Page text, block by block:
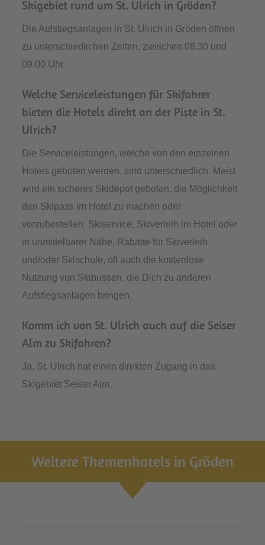
Skigebiet rund um St. Ulrich in Gröden?
Die Aufstiegsanlagen in St. Ulrich in Gröden öffnen
zu unterschiedlichen Zeiten, zwischen 08.30 und
09.00 Uhr.
Welche Serviceleistungen für Skifahrer
bieten die Hotels direkt an der Piste in St.
Ulrich?
Die Serviceleistungen, welche von den einzelnen
Hotels geboten werden, sind unterschiedlich. Meist
wird ein sicheres Skidepot geboten, die Möglichkeit
den Skipass im Hotel zu machen oder
vorzubestellen, Skiservice, Skiverleih im Hotel oder
in unmittelbarer Nähe, Rabatte für Skiverleih
und/oder Skischule, oft auch die kostenlose
Nutzung von Skibussen, die Dich zu anderen
Aufstiegsanlagen bringen.
Komm ich von St. Ulrich auch auf die Seiser
Alm zu Skifahren?
Ja, St. Ulrich hat einen direkten Zugang in das
Skigebiet Seiser Alm.
Weitere Themenhotels in Gröden